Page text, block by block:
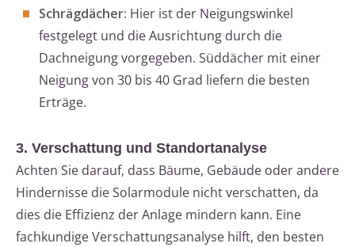
Schrägdächer: Hier ist der Neigungswinkel
festgelegt und die Ausrichtung durch die
Dachneigung vorgegeben. Süddächer mit einer
Neigung von 30 bis 40 Grad liefern die besten
Erträge.
3. Verschattung und Standortanalyse
Achten Sie darauf, dass Bäume, Gebäude oder andere
Hindernisse die Solarmodule nicht verschatten, da
dies die Effizienz der Anlage mindern kann. Eine
fachkundige Verschattungsanalyse hilft, den besten